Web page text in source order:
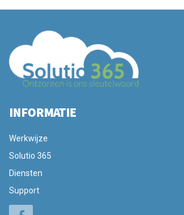
INFORMATIE
Werkwijze
Solutio 365
Diensten
Support